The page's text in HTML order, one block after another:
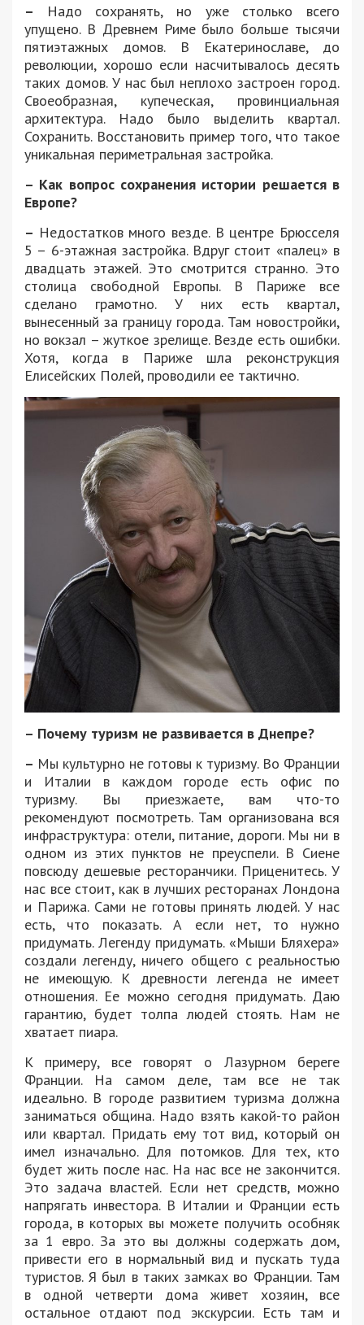
–
Надо сохранять, но уже столько всего
упущено. В Древнем Риме было больше тысячи
пятиэтажных домов. В Екатеринославе, до
революции, хорошо если насчитывалось десять
таких домов. У нас был неплохо застроен город.
Своеобразная, купеческая, провинциальная
архитектура. Надо было выделить квартал.
Сохранить. Восстановить пример того, что такое
уникальная периметральная застройка.
– Как вопрос сохранения истории решается в
Европе?
– Недостатков много везде. В центре Брюсселя
5 – 6-этажная застройка. Вдруг стоит «палец» в
двадцать этажей. Это смотрится странно. Это
столица свободной Европы. В Париже все
сделано грамотно. У них есть квартал,
вынесенный за границу города. Там новостройки,
но вокзал – жуткое зрелище. Везде есть ошибки.
Хотя, когда в Париже шла реконструкция
Елисейских Полей, проводили ее тактично.
– Почему туризм не развивается в Днепре?
– Мы культурно не готовы к туризму. Во Франции
и Италии в каждом городе есть офис по
туризму. Вы приезжаете, вам что-то
рекомендуют посмотреть. Там организована вся
инфраструктура: отели, питание, дороги. Мы ни в
одном из этих пунктов не преуспели. В Сиене
повсюду дешевые ресторанчики. Приценитесь. У
нас все стоит, как в лучших ресторанах Лондона
и Парижа. Сами не готовы принять людей. У нас
есть, что показать. А если нет, то нужно
придумать. Легенду придумать. «Мыши Бляхера»
создали легенду, ничего общего с реальностью
не имеющую. К древности легенда не имеет
отношения. Ее можно сегодня придумать. Даю
гарантию, будет толпа людей стоять. Нам не
хватает пиара.
К примеру, все говорят о Лазурном береге
Франции. На самом деле, там все не так
идеально. В городе развитием туризма должна
заниматься община. Надо взять какой-то район
или квартал. Придать ему тот вид, который он
имел изначально. Для потомков. Для тех, кто
будет жить после нас. На нас все не закончится.
Это задача властей. Если нет средств, можно
напрягать инвестора. В Италии и Франции есть
города, в которых вы можете получить особняк
за 1 евро. За это вы должны содержать дом,
привести его в нормальный вид и пускать туда
туристов. Я был в таких замках во Франции. Там
в одной четверти дома живет хозяин, все
остальное отдают под экскурсии. Есть там и